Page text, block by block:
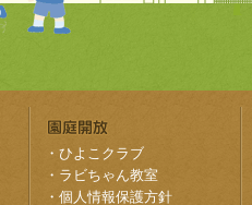
・ ひよこクラブ
・ ラビちゃん教室
・ 個人情報保護方針